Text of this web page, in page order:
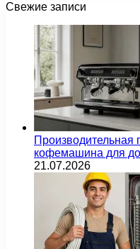
Свежие записи
Производительная
кофемашина для
21.07.2026